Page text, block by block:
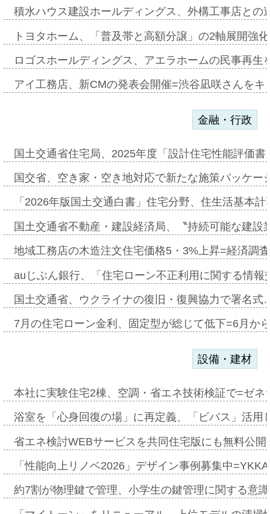
積水ハウス建設ホールディングス、外構工事店と
トヨタホーム、「普及帯と高額分譲」の2軸展開強
ロゴスホールディングス、アエラホームの民事再
アイ工務店、新CMの発表会開催=渋谷凪咲さんを
金融・行政
国土交通省住宅局、2025年度「設計住宅性能評価
国交省、空き家・空き地対応で新たな施策パッケ
「2026年版国土交通白書」住宅分野、住生活基本
国土交通省不動産・建設経済局、〝持続可能な建
地域工務店の木造注文住宅価格5・3%上昇=経済調
auじぶん銀行、「住宅ローン不正利用に関する情
国土交通省、ウクライナの復旧・復興協力で署名
7月の住宅ローン金利、固定型が総じて低下=6月か
設備・建材
本社に実験住宅2棟、空調・省エネ技術検証で=ゼ
浴室を「心身回復の場」に再定義、「ビバス」活
省エネ検討WEBサービスを共同住宅版にも無料公
「性能向上リノベ2026」デザイン事例募集中
約7割が物理鍵で管理、小学生の鍵管理に関する意